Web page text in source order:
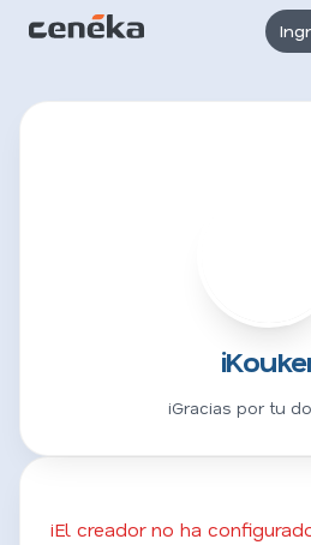
¡Gracias por tu
¡El creador no ha